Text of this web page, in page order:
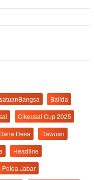
Balida
Cikeusal Cup 2025
Dana Desa
Dawuan
Headline
Polda Jabar